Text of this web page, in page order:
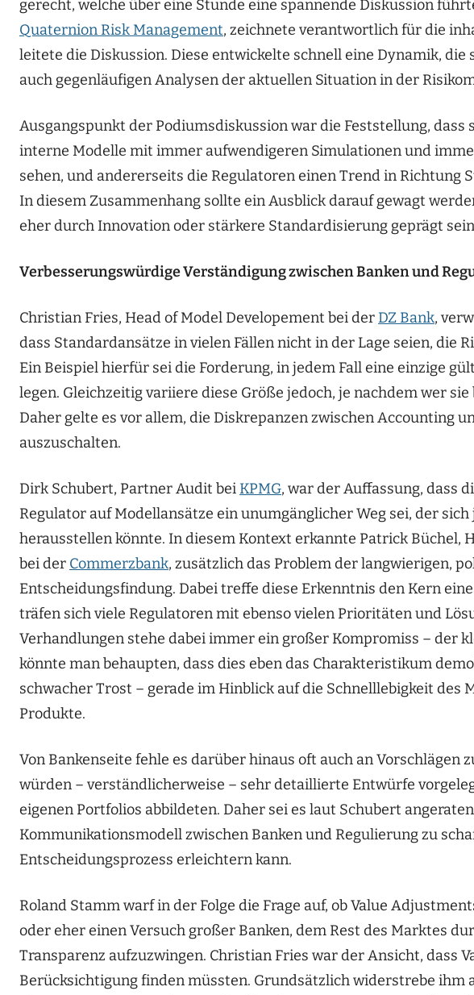
gerecht, welche über eine Stunde eine spannende Diskussion
Quaternion Risk Management, zeichnete verantwortlich für die
leitete die Diskussion. Diese entwickelte schnell eine Dynamik,
auch gegenläufigen Analysen der aktuellen Situation in der
Ausgangspunkt der Podiumsdiskussion war die Feststellung, dass
interne Modelle mit immer aufwendigeren Simulationen und
sehen, und andererseits die Regulatoren einen Trend in Richtung
In diesem Zusammenhang sollte ein Ausblick darauf gewagt
eher durch Innovation oder stärkere Standardisierung geprägt
Verbesserungswürdige Verständigung zwischen Banken und
Christian Fries, Head of Model Developement bei der DZ Bank,
dass Standardansätze in vielen Fällen nicht in der Lage seien, die
Ein Beispiel hierfür sei die Forderung, in jedem Fall eine einzige
legen. Gleichzeitig variiere diese Größe jedoch, je nachdem wer
Daher gelte es vor allem, die Diskrepanzen zwischen Accounting
auszuschalten.
Dirk Schubert, Partner Audit bei KPMG, war der Auffassung, dass
Regulator auf Modellansätze ein unumgänglicher Weg sei, der
herausstellen könnte. In diesem Kontext erkannte Patrick Büchel,
bei der Commerzbank, zusätzlich das Problem der langwierigen,
Entscheidungsfindung. Dabei treffe diese Erkenntnis den Kern
träfen sich viele Regulatoren mit ebenso vielen Prioritäten und
Verhandlungen stehe dabei immer ein großer Kompromiss – der
könnte man behaupten, dass dies eben das Charakteristikum
schwacher Trost – gerade im Hinblick auf die Schnelllebigkeit des
Produkte.
Von Bankenseite fehle es darüber hinaus oft auch an Vorschlägen
würden – verständlicherweise – sehr detaillierte Entwürfe
eigenen Portfolios abbildeten. Daher sei es laut Schubert
Kommunikationsmodell zwischen Banken und Regulierung zu
Entscheidungsprozess erleichtern kann.
Roland Stamm warf in der Folge die Frage auf, ob Value
oder eher einen Versuch großer Banken, dem Rest des Marktes
Transparenz aufzuzwingen. Christian Fries war der Ansicht, dass
Berücksichtigung finden müssten. Grundsätzlich widerstrebe ihm